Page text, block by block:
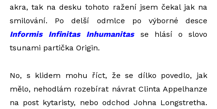
akra, tak na desku tohoto ražení jsem čekal jak na
smilování. Po delší odmlce po výborné desce
Informis Infinitas Inhumanitasse hlásí o slovo
tsunami partička Origin.
No, s klidem mohu říct, že se dílko povedlo, jak
mělo, nehodlám rozebírat návrat Clinta Appelhanze
na post kytaristy, nebo odchod Johna Longstretha.